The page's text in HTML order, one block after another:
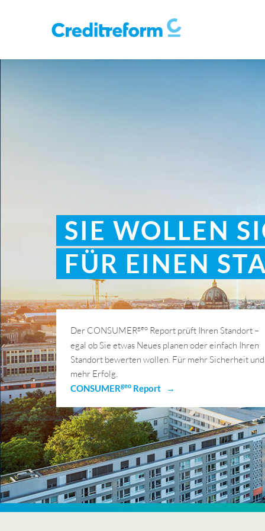
Der CONSUMERgeo Report prüft Ihren Standort –
egal ob Sie etwas Neues planen oder einfach Ihren
Standort bewerten wollen. Für mehr Sicherheit und
mehr Erfolg.
CONSUMERgeo Report →
FÜR EINEN
SIE WOLLEN